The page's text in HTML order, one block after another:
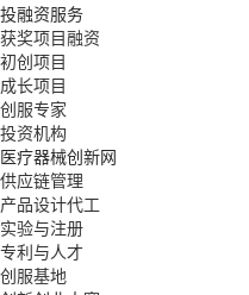
投融资服务
获奖项目融资
初创项目
成长项目
创服专家
投资机构
医疗器械创新网
供应链管理
产品设计代工
实验与注册
专利与人才
创服基地